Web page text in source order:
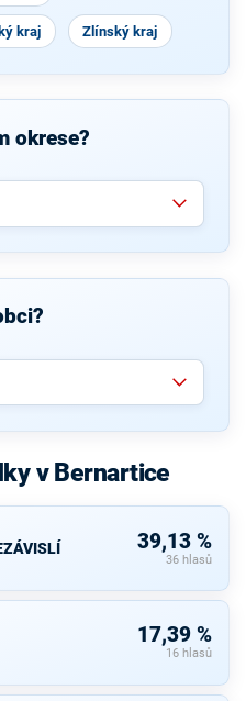
kraj Zlínský kraj
okrese?
v Bernartice
39,13 %
36 hlasů
17,39 %
16 hlasů